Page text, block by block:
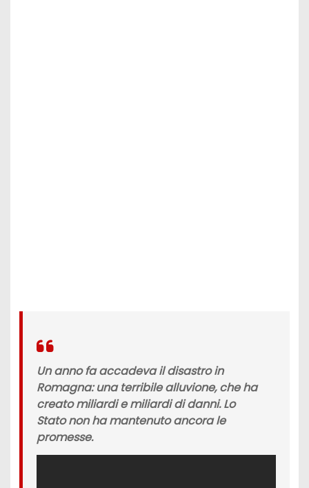
Un anno fa accadeva il disastro in
Romagna: una terribile alluvione, che ha
creato miliardi e miliardi di danni. Lo
Stato non ha mantenuto ancora le
promesse.